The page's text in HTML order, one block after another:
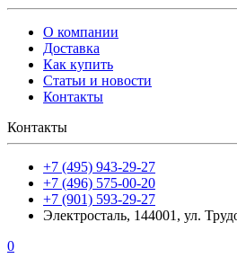
О компании
Доставка
Как купить
Статьи и новости
Контакты
Контакты
+7 (495) 943-29-27
+7 (496) 575-00-20
+7 (901) 593-29-27
Электросталь, 144001, ул.
0